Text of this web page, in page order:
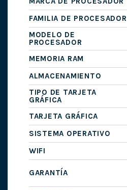
FAMILIA DE PROCESADOR
MODELO DE
PROCESADOR
MEMORIA RAM
ALMACENAMIENTO
TIPO DE TARJETA
GRÁFICA
TARJETA GRÁFICA
SISTEMA OPERATIVO
WIFI
GARANTÍA